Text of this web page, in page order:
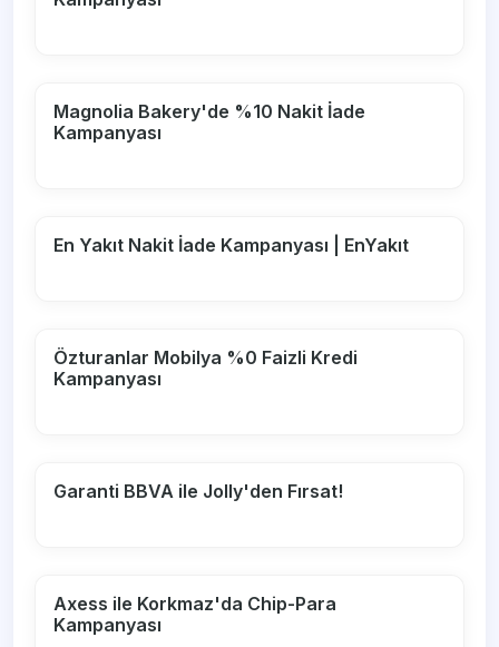
Magnolia Bakery'de %10 Nakit İade
Kampanyası
En Yakıt Nakit İade Kampanyası | EnYakıt
Özturanlar Mobilya %0 Faizli Kredi
Kampanyası
Garanti BBVA ile Jolly'den Fırsat!
Axess ile Korkmaz'da Chip-Para
Kampanyası